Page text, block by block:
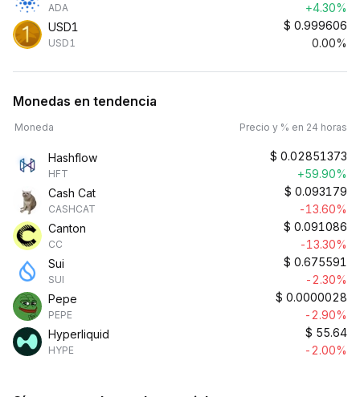
ADA
+4.30%
USD1
USD1
$ 0.999606
0.00%
Monedas en tendencia
Moneda Precio y % en 24 horas
Hashflow
HFT
$ 0.02851373
+59.90%
Cash Cat
CASHCAT
$ 0.093179
-13.60%
Canton
CC
$ 0.091086
-13.30%
Sui
SUI
$ 0.675591
-2.30%
Pepe
PEPE
$ 0.0000028
-2.90%
Hyperliquid
HYPE
$ 55.64
-2.00%